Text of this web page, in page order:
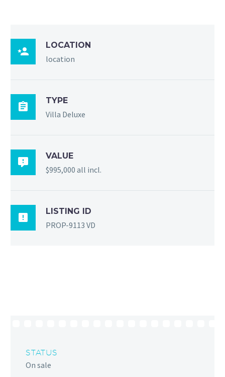

LOCATION
location

TYPE
Villa Deluxe

VALUE
$995,000 all incl.

LISTING ID
PROP-9113 VD
STATUS
On sale